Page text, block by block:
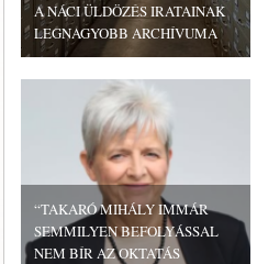
A NÁCI ÜLDÖZÉS IRATAINAK
LEGNAGYOBB ARCHÍVUMA
“TAKARÓ MIHÁLY IMMÁR
SEMMILYEN BEFOLYÁSSAL
NEM BÍR AZ OKTATÁS